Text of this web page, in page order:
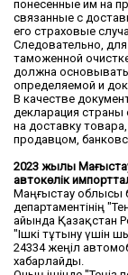
понесенные им на
связанные с
его страховые
Следовательно,
таможенной
должна
определяемой и
В качестве
декларация страны
на доставку
продавцом,
2023 жылы
автокөлік
Маңғыстау облысы
департаментінің
айында Қазақстан
"Ішкі тұтыну үшін
24334 жеңіл
хабарлайды.